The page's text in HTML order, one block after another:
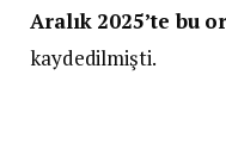
Aralık 2025’te bu
kaydedilmişti.